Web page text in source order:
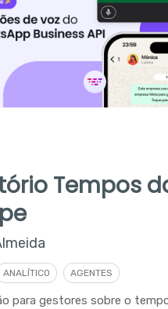
Tempos
ANALÍTICO AGENTES
para gestores sobre o